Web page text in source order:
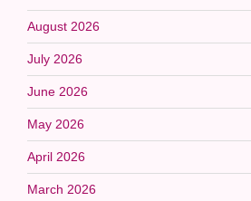
August 2026
July 2026
June 2026
May 2026
April 2026
March 2026